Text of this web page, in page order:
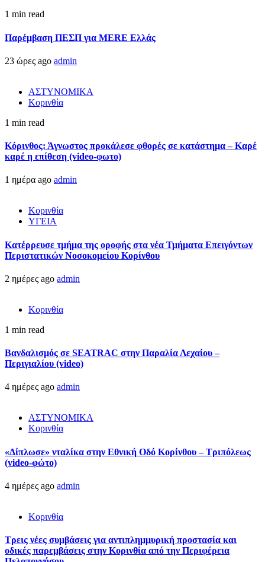
1 min read
Παρέμβαση ΠΕΣΠ για MERE Ελλάς
23 ώρες ago admin
ΑΣΤΥΝΟΜΙΚΑ
Κορινθία
1 min read
Κόρινθος: Άγνωστος προκάλεσε φθορές σε κατάστημα – Καρέ
καρέ η επίθεση (video-φωτο)
1 ημέρα ago admin
Κορινθία
ΥΓΕΙΑ
Kατέρρευσε τμήμα της οροφής στα νέα Τμήματα Επειγόντων
Περιστατικών Νοσοκομείου Κορίνθου
2 ημέρες ago admin
Κορινθία
1 min read
Βανδαλισμός σε SEATRAC στην Παραλία Λεχαίου –
Περιγιαλίου (video)
4 ημέρες ago admin
ΑΣΤΥΝΟΜΙΚΑ
Κορινθία
«Δίπλωσε» νταλίκα στην Εθνική Oδό Κορίνθου – Τριπόλεως
(video-φώτο)
4 ημέρες ago admin
Κορινθία
Τρεις νέες συμβάσεις για αντιπλημμυρική προστασία και
οδικές παρεμβάσεις στην Κορινθία από την Περιφέρεια